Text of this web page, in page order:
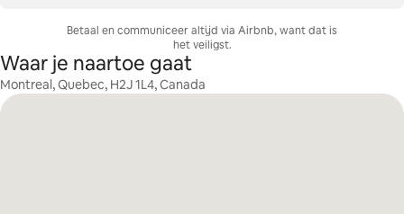
Betaal en communiceer altijd via Airbnb, want dat is
het veiligst.
Waar je naartoe gaat
Montreal, Quebec, H2J 1L4, Canada